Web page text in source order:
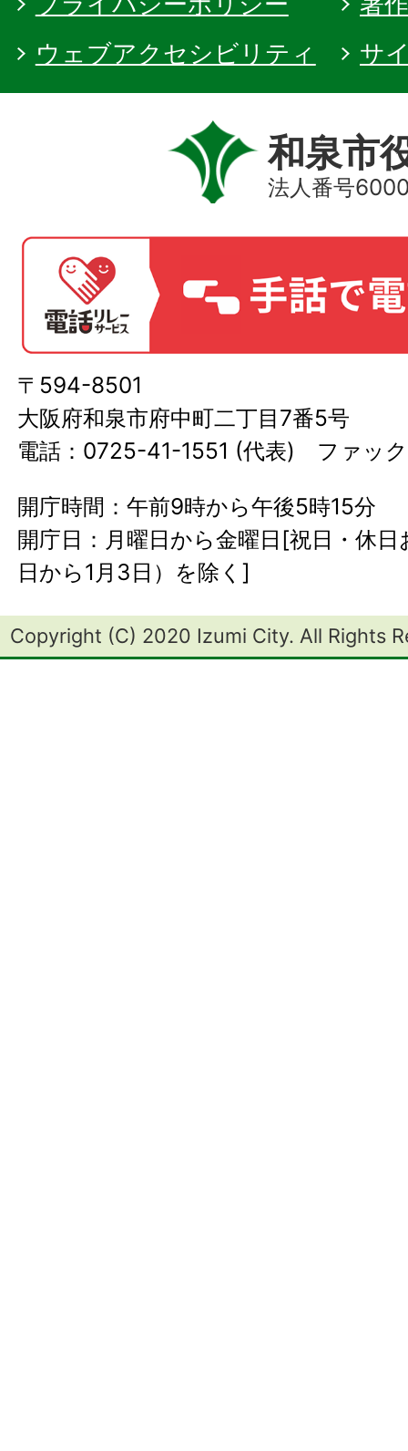
ウェブアクセシビリティ
サ
和泉市
法人番号
〒594-8501
大阪府和泉市府中町二丁目7番5号
電話：0725-41-1551 (代表) ファッ
開庁時間：午前9時から午後5時15分
開庁日：月曜日から金曜日[祝日・休
日から1月3日）を除く]
Copyright (C) 2020 Izumi City. All Rights